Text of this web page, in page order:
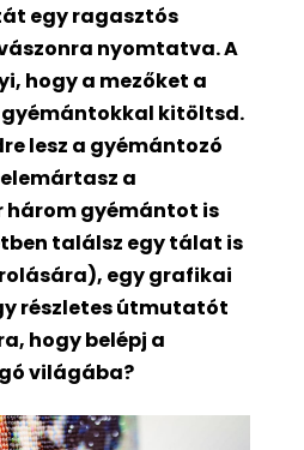
egy ragasztós
nyomtatva. A
hogy a mezőket a
kitöltsd.
lesz a gyémántozó
a
gyémántot is
találsz egy tálat is
egy grafikai
részletes útmutatót
hogy belépj a
világába?